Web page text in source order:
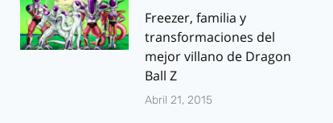
Freezer, familia y
transformaciones del
mejor villano de Dragon
Ball Z
Abril 21, 2015